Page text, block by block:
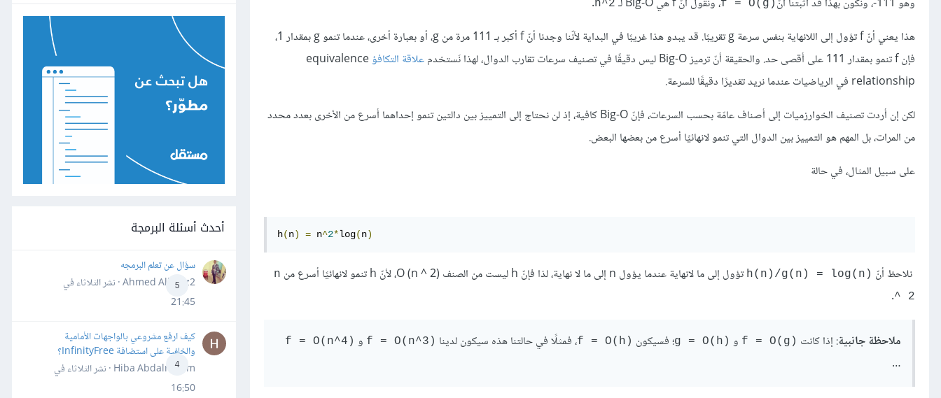
‎f = O(g)‎‎
‎n^2‎
هذا يعني أنّ f تؤول إلى اللانهاية بنفس سرعة g تقريبًا. قد يبدو هذا غريبًا في البداية لأنّنا وجدنا أنّ f أكبر بـ 111 مرة من g، أو بعبارة أخرى، عندما تنمو g بمقدار 1،
فإن f تنمو بمقدار 111 على أقصى حد. والحقيقة أنّ ترميز Big-O ليس دقيقًا في تصنيف سرعات تقارب الدوال، لهذا نَستخدم
علاقة التكافؤequivalence
relationship في الرياضيات عندما نريد تقديرًا دقيقًا للسرعة.
لكن إن أردت تصنيف الخوارزميات إلى أصناف عامّة بحسب السرعات، فإنّ Big-O كافية، إذ لن نحتاج إلى التمييز بين دالتين تنمو إحداهما أسرع من الأخرى بعدد محدد
من المرات، بل المهم هو التمييز بين الدوال التي تنمو لانهائيًا أسرع من بعضها البعض.
على سبيل المثال، في حالة
h(n) = n^2*log(n)‎
نلاحظ أنّ ‎h(n)/g(n) = log(n)‎ تؤول إلى ما لانهاية عندما يؤول n إلى ما لا نهاية، لذا فإنّ h ليست من الصنف O (n ^ 2) ، لأنّ h تنمو لانهائيًا أسرع من
n
^ 2
.
ملاحظة جانبية: إذا كانت ‎f = O(g)‎ و ‎g = O(h)‎؛ فسيكون ‎f = O(h)‎، فمثلًا في حالتنا هذه سيكون لدينا ‎f = O(n^3)‎ و ‎f = O(n^4)‎
…
أحدث أسئلة البرمجة
5
سؤال عن تعلم البرمجه
Ahmed Alhafiz2 · نشر
الثلاثاء في
21:45
4
كيف ارفع مشروعي بالواجهات الأمامية
والخلفية على استضافة InfinityFree؟
Hiba Abdalrheem · نشر
الثلاثاء في
16:50